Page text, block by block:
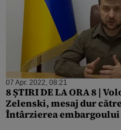
07 Apr. 2022, 08:21
8 ȘTIRI DE LA ORA 8 |
Zelenski, mesaj dur
Întârzierea embargoului